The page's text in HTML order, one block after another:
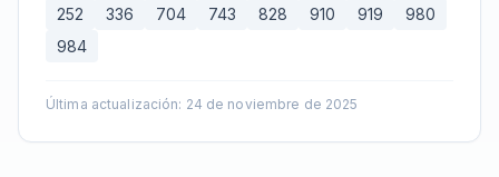
252 336 704 743 828 910 919
980
984
Última actualización: 24 de noviembre de 2025